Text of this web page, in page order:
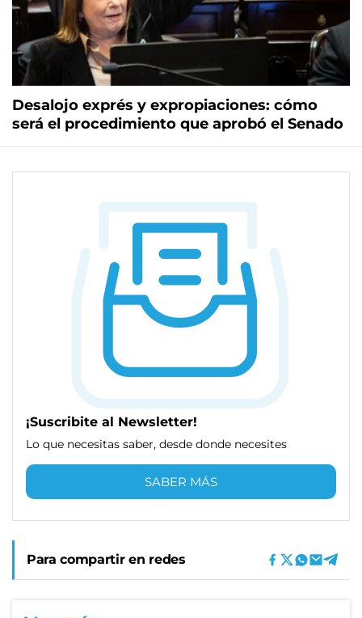
Desalojo exprés y expropiaciones: cómo
será el procedimiento que aprobó el Senado
¡Suscribite al Newsletter!
Lo que necesitas saber, desde donde necesites
SABER MÁS
Para compartir en redes